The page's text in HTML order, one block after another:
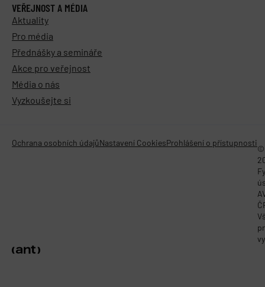
VEŘEJNOST A MÉDIA
Aktuality
Pro média
Přednášky a semináře
Akce pro veřejnost
Média o nás
Vyzkoušejte si
©
Ochrana osobních údajůNastavení CookiesProhlášení o přístupnosti